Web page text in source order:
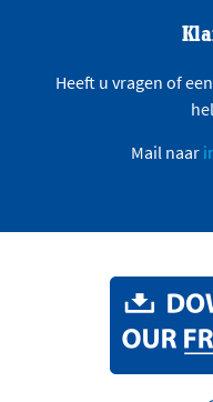
Heeft u vragen of
Mail naar